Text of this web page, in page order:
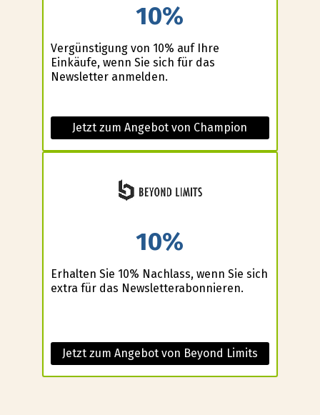
10%
Vergünstigung von 10% auf Ihre
Einkäufe, wenn Sie sich für das
Newsletter anmelden.
Jetzt zum Angebot von Champion
10%
Erhalten Sie 10% Nachlass, wenn Sie sich
extra für das Newsletterabonnieren.
Jetzt zum Angebot von Beyond Limits